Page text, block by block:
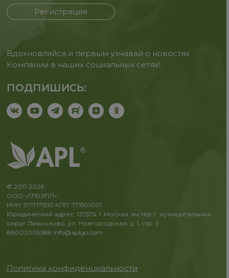
Регистрация
Вдохновляйся и первым узнавай о новостях
Компании в наших социальных сетях!
ПОДПИШИСЬ:
© 2011-2026
ООО «ГЛБЭПЛ»
ИНН: 9717171510 КПП: 771501001
Юридический адрес: 127576, г.Москва, вн.тер.г. муниципальный
округ Лианозово, ул. Новгородская, д. 1, стр. 5
88002005388 info@aplgo.com
Политика конфиденциальности